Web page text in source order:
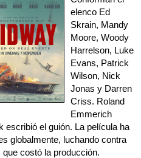
elenco Ed
Skrain, Mandy
Moore, Woody
Harrelson, Luke
Evans, Patrick
Wilson, Nick
Jonas y Darren
Criss. Roland
Emmerich
escribió el guión. La película ha
globalmente, luchando contra
costó la producción.